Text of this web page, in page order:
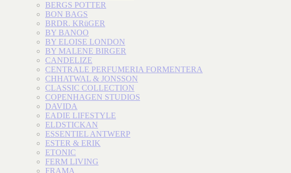
BERGS POTTER
BON BAGS
BRDR. KRüGER
BY BANOO
BY ELOISE LONDON
BY MALENE BIRGER
CANDELIZE
CENTRALE PERFUMERIA FORMENTERA
CHHATWAL & JONSSON
CLASSIC COLLECTION
COPENHAGEN STUDIOS
DAVIDA
EADIE LIFESTYLE
ELDSTICKAN
ESSENTIEL ANTWERP
ESTER & ERIK
ETONIC
FERM LIVING
FRAMA